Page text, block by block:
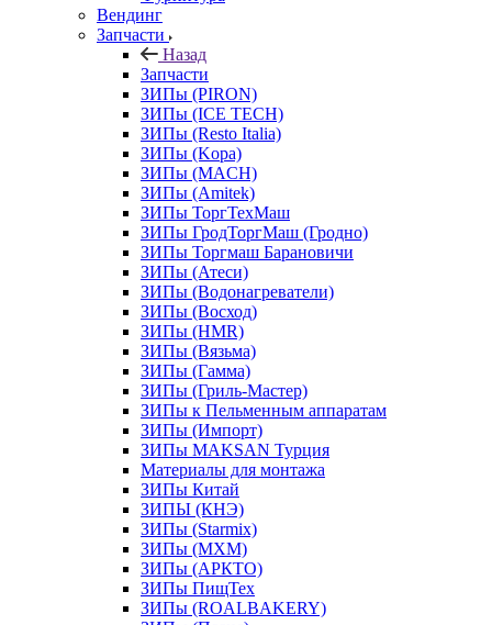
Вендинг
Запчасти
Назад
Запчасти
ЗИПы (PIRON)
ЗИПы (ICE TECH)
ЗИПы (Resto Italia)
ЗИПы (Kopa)
ЗИПы (MACH)
ЗИПы (Amitek)
ЗИПы ТоргТехМаш
ЗИПы ГродТоргМаш (Гродно)
ЗИПы Торгмаш Барановичи
ЗИПы (Атеси)
ЗИПы (Водонагреватели)
ЗИПы (Восход)
ЗИПы (HMR)
ЗИПы (Вязьма)
ЗИПы (Гамма)
ЗИПы (Гриль-Мастер)
ЗИПы к Пельменным аппаратам
ЗИПы (Импорт)
ЗИПы MAKSAN Турция
Материалы для монтажа
ЗИПы Китай
ЗИПЫ (КНЭ)
ЗИПы (Starmix)
ЗИПы (МХМ)
ЗИПы (АРКТО)
ЗИПы ПищТех
ЗИПы (ROALBAKERY)